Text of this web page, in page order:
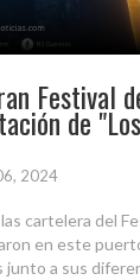
Festival
de
2024
cartelera del
en este
junto a sus